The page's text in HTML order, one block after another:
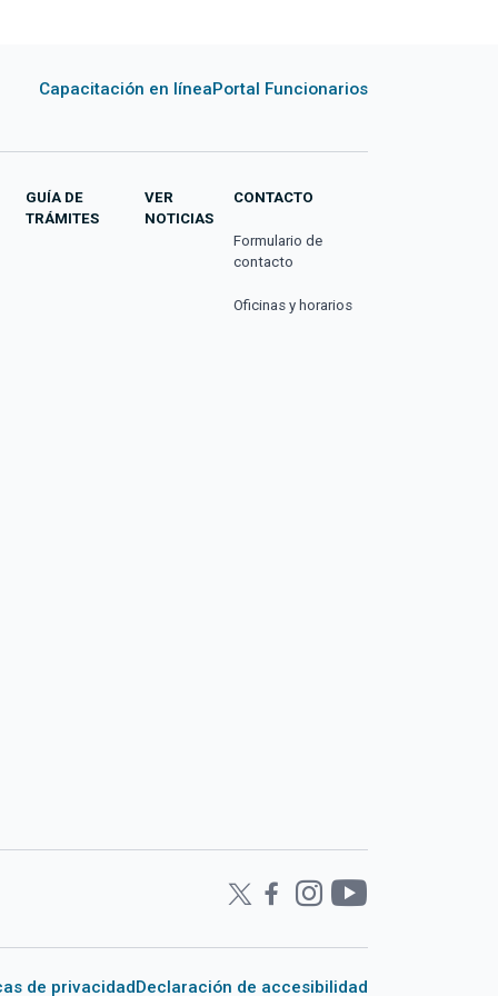
Capacitación en líneaPortal Funcionarios
GUÍA DE
TRÁMITES
VER
NOTICIAS
CONTACTO
Formulario de
contacto
Oficinas y horarios
de privacidadDeclaración de accesibilidad